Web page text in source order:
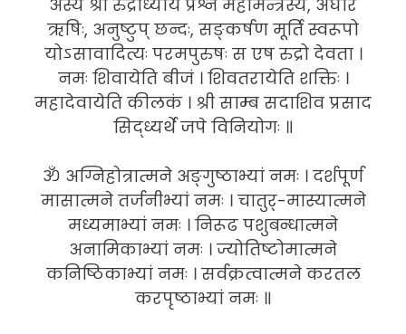
अस्य श्री रुद्राध्याय प्रश्न महामन्त्रस्य, अघोर
ऋषिः, अनुष्टुप् छन्दः, सङ्कर्षण मूर्ति स्वरूपो
योऽसावादित्यः परमपुरुषः स एष रुद्रो देवता ।
नमः शिवायेति बीजं । शिवतरायेति शक्तिः ।
महादेवायेति कीलकं । श्री साम्ब सदाशिव प्रसाद
सिद्ध्यर्थे जपे विनियोगः ॥
ॐ अग्निहोत्रात्मने अङ्गुष्ठाभ्यां नमः । दर्शपूर्ण
मासात्मने तर्जनीभ्यां नमः । चातुर्-मास्यात्मने
मध्यमाभ्यां नमः । निरूढ पशुबन्धात्मने
अनामिकाभ्यां नमः । ज्योतिष्टोमात्मने
कनिष्ठिकाभ्यां नमः । सर्वक्रत्वात्मने करतल
करपृष्ठाभ्यां नमः ॥